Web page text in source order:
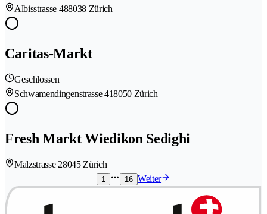
Albisstrasse 488038 Zürich
Caritas-Markt
Geschlossen
Schwamendingenstrasse 418050 Zürich
Fresh Markt Wiedikon Sedighi
Malzstrasse 28045 Zürich
1 16 Weiter